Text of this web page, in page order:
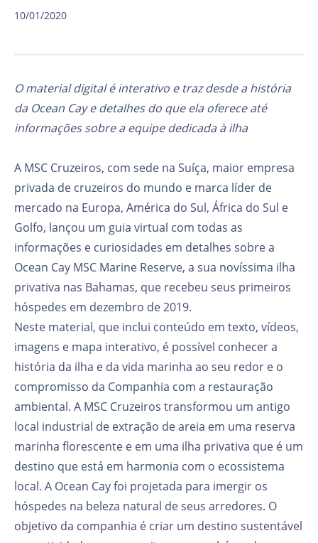
10/01/2020
O material digital é interativo e traz desde a história
da Ocean Cay e detalhes do que ela oferece até
informações sobre a equipe dedicada à ilha
A MSC Cruzeiros, com sede na Suíça, maior empresa
privada de cruzeiros do mundo e marca líder de
mercado na Europa, América do Sul, África do Sul e
Golfo, lançou um guia virtual com todas as
informações e curiosidades em detalhes sobre a
Ocean Cay MSC Marine Reserve, a sua novíssima ilha
privativa nas Bahamas, que recebeu seus primeiros
hóspedes em dezembro de 2019.
Neste material, que inclui conteúdo em texto, vídeos,
imagens e mapa interativo, é possível conhecer a
história da ilha e da vida marinha ao seu redor e o
compromisso da Companhia com a restauração
ambiental. A MSC Cruzeiros transformou um antigo
local industrial de extração de areia em uma reserva
marinha florescente e em uma ilha privativa que é um
destino que está em harmonia com o ecossistema
local. A Ocean Cay foi projetada para imergir os
hóspedes na beleza natural de seus arredores. O
objetivo da companhia é criar um destino sustentável